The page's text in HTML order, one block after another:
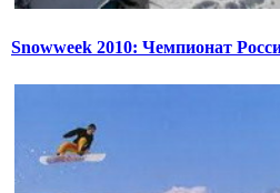
Snowweek 2010: Чемпионат